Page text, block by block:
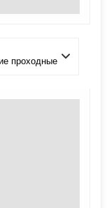
проходные